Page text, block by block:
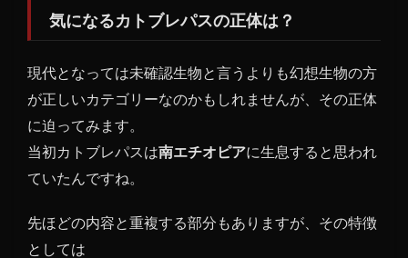
気になるカトブレパスの正体は？
現代となっては未確認生物と言うよりも幻想生物の方
が正しいカテゴリーなのかもしれませんが、その正体
に迫ってみます。
当初カトブレパスは南エチオピアに生息すると思われ
ていたんですね。
先ほどの内容と重複する部分もありますが、その特徴
としては